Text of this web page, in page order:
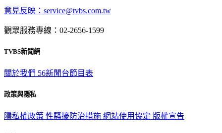
意見反映：service@tvbs.com.tw
觀眾服務專線：02-2656-1599
TVBS新聞網
關於我們 56新聞台節目表
政策與隱私
隱私權政策 性騷擾防治措施 網站使用協定 版權宣告